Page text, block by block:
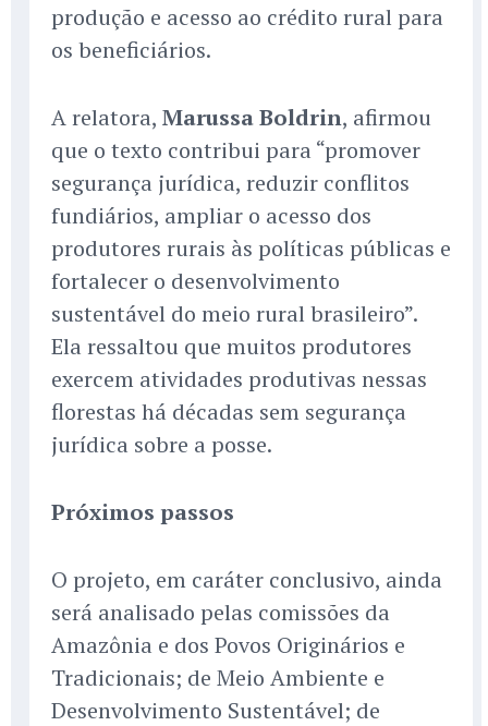
produção e acesso ao crédito rural para
os beneficiários.
A relatora, Marussa Boldrin, afirmou
que o texto contribui para “promover
segurança jurídica, reduzir conflitos
fundiários, ampliar o acesso dos
produtores rurais às políticas públicas e
fortalecer o desenvolvimento
sustentável do meio rural brasileiro”.
Ela ressaltou que muitos produtores
exercem atividades produtivas nessas
florestas há décadas sem segurança
jurídica sobre a posse.
Próximos passos
O projeto, em caráter conclusivo, ainda
será analisado pelas comissões da
Amazônia e dos Povos Originários e
Tradicionais; de Meio Ambiente e
Desenvolvimento Sustentável; de